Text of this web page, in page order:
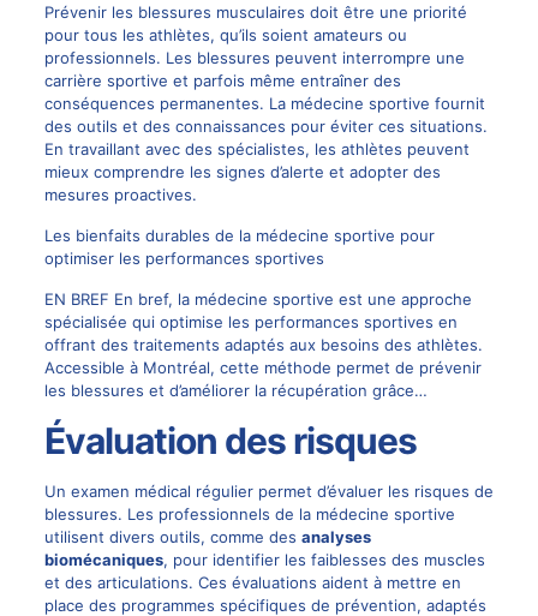
Prévenir les blessures musculaires doit être une priorité
pour tous les athlètes, qu’ils soient amateurs ou
professionnels. Les blessures peuvent interrompre une
carrière sportive et parfois même entraîner des
conséquences permanentes. La médecine sportive fournit
des outils et des connaissances pour éviter ces situations.
En travaillant avec des spécialistes, les athlètes peuvent
mieux comprendre les signes d’alerte et adopter des
mesures proactives.
Les bienfaits durables de la médecine sportive pour
optimiser les performances sportives
EN BREF En bref, la médecine sportive est une approche
spécialisée qui optimise les performances sportives en
offrant des traitements adaptés aux besoins des athlètes.
Accessible à Montréal, cette méthode permet de prévenir
les blessures et d’améliorer la récupération grâce…
Évaluation des risques
Un examen médical régulier permet d’évaluer les risques de
blessures. Les professionnels de la médecine sportive
utilisent divers outils, comme des analyses
biomécaniques, pour identifier les faiblesses des muscles
et des articulations. Ces évaluations aident à mettre en
place des programmes spécifiques de prévention, adaptés